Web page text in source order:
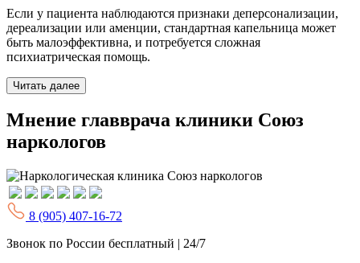
Если у пациента наблюдаются признаки деперсонализации,
дереализации или аменции, стандартная капельница может
быть малоэффективна, и потребуется сложная
психиатрическая помощь.
Читать далее
Мнение главврача клиники Союз
наркологов
8 (905) 407-16-72
Звонок по России бесплатный | 24/7